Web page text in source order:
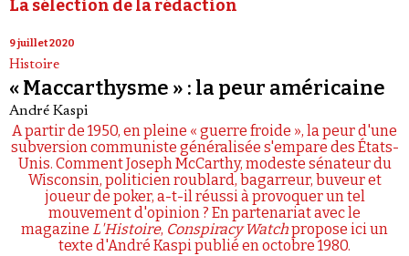
La sélection de la rédaction
9 juillet 2020
Histoire
« Maccarthysme » : la peur américaine
André Kaspi
A partir de 1950, en pleine « guerre froide », la peur d'une
subversion communiste généralisée s'empare des États-
Unis. Comment Joseph McCarthy, modeste sénateur du
Wisconsin, politicien roublard, bagarreur, buveur et
joueur de poker, a-t-il réussi à provoquer un tel
mouvement d'opinion ? En partenariat avec le
magazine L'Histoire, Conspiracy Watchpropose ici un
texte d'André Kaspi publié en octobre 1980.